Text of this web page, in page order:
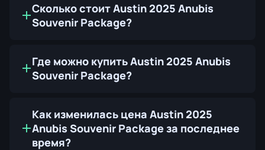
Сколько стоит Austin 2025 Anubis
Souvenir Package?
Где можно купить Austin 2025 Anubis
Souvenir Package?
Как изменилась цена Austin 2025
Anubis Souvenir Package за последнее
время?